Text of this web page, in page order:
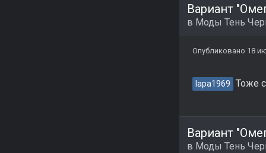
Вариант
в Моды Тень
Опубликовано 18
lapa1969 Тоже
Вариант
в Моды Тень